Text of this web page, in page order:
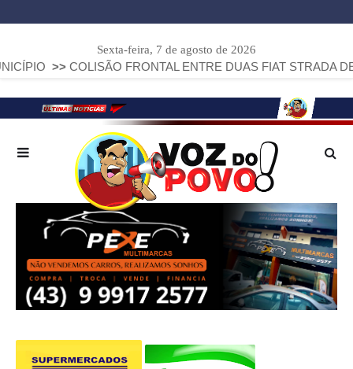
Sexta-feira, 7 de agosto de 2026
FRONTAL ENTRE DUAS FIAT STRADA DEIXA DOIS